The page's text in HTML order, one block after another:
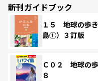
新刊ガイドブック
１５ 地球の歩
島①）３訂版
Ｃ０２ 地球の
８